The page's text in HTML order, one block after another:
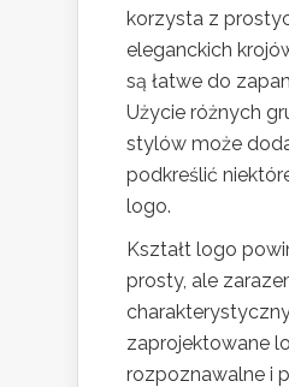
korzysta z
eleganckich
są łatwe do
Użycie różnych
stylów może
podkreślić
logo.
Kształt logo
prosty, ale
zaprojektowane
rozpoznawalne i